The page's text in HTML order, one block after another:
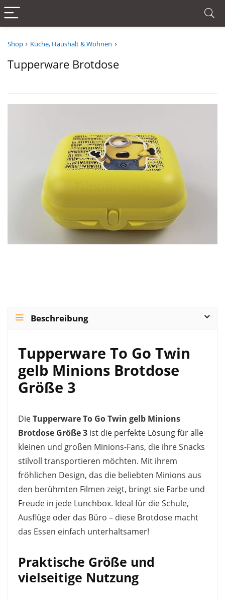
Shop Küche, Haushalt & Wohnen
Tupperware Brotdose
Beschreibung
Tupperware To Go Twin
gelb Minions Brotdose
Größe 3
DieTupperware To Go Twin gelb Minions
Brotdose Größe 3 ist die perfekte Lösung für alle
kleinen und großen Minions-Fans, die ihre Snacks
stilvoll transportieren möchten. Mit ihrem
fröhlichen Design, das die beliebten Minions aus
den berühmten Filmen zeigt, bringt sie Farbe und
Freude in jede Lunchbox. Ideal für die Schule,
Ausflüge oder das Büro – diese Brotdose macht
das Essen einfach unterhaltsamer!
Praktische Größe und
vielseitige Nutzung